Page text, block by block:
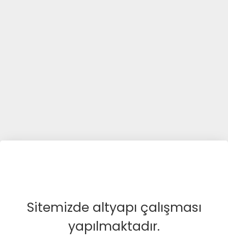
Sitemizde altyapı çalışması
yapılmaktadır.